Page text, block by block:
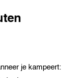
je kampeert: